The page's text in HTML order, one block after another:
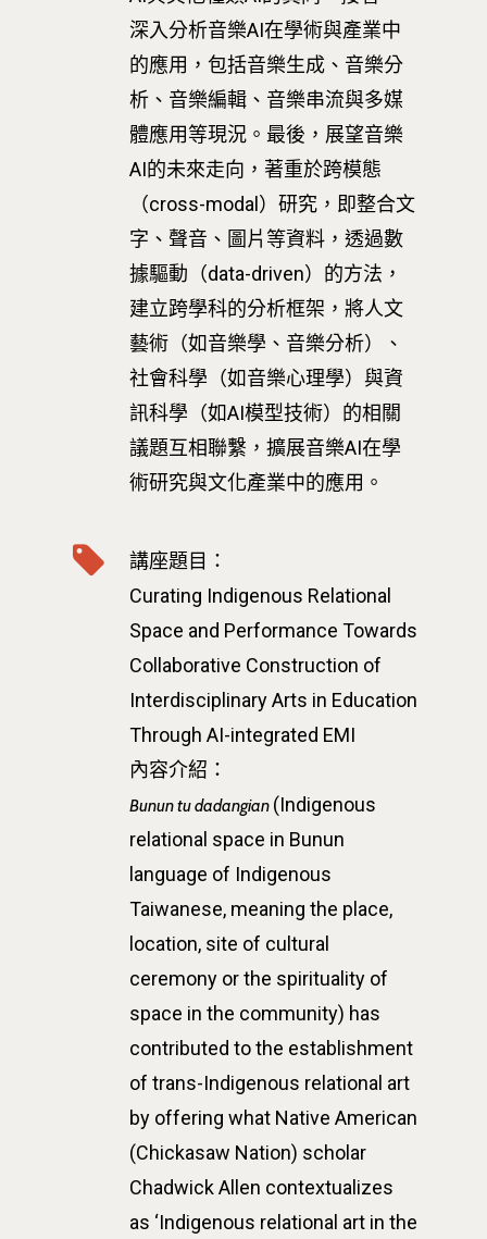
深入分析音樂AI在學術與產業中
的應用，包括音樂生成、音樂分
析、音樂編輯、音樂串流與多媒
體應用等現況。最後，展望音樂
AI的未來走向，著重於跨模態
（cross-modal）研究，即整合文
字、聲音、圖片等資料，透過數
據驅動（data-driven）的方法，
建立跨學科的分析框架，將人文
藝術（如音樂學、音樂分析）、
社會科學（如音樂心理學）與資
訊科學（如AI模型技術）的相關
議題互相聯繫，擴展音樂AI在學
術研究與文化產業中的應用。
講座題目：
Curating Indigenous Relational
Space and Performance Towards
Collaborative Construction of
Interdisciplinary Arts in Education
Through AI-integrated EMI
內容介紹：
Bunun tu dadangian (Indigenous
relational space in Bunun
language of Indigenous
Taiwanese, meaning the place,
location, site of cultural
ceremony or the spirituality of
space in the community) has
contributed to the establishment
of trans-Indigenous relational art
by offering what Native American
(Chickasaw Nation) scholar
Chadwick Allen contextualizes
as ‘Indigenous relational art in the
學院簡介
相關法規
團隊成員
領域專長
24hrs D
D-Day
業務單位
創新教育中心
創新領域學士學位學程
創意創業學分學程
實作中心
相關計畫
跟著董總實習
企業出題X臺大解題
探索學習計畫
NTU Beyond Borders
⁺SDGs
相關表單
D電子報
EN
Tel : +886 2 3366 1869
Address : 100047臺北
思源街18號卓越研究大
Room 409, Building for
Research Excellence.
Siyuan St, Zhongzheng